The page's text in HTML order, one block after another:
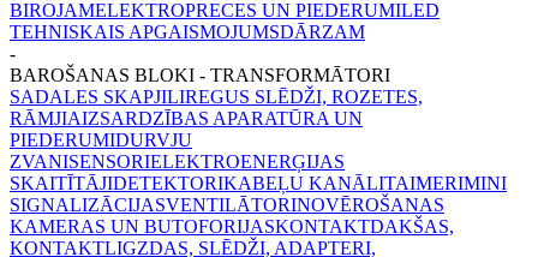
BIROJAMELEKTROPRECES UN PIEDERUMILED
TEHNISKAIS APGAISMOJUMSDĀRZAM
-
BAROŠANAS BLOKI - TRANSFORMĀTORI
SADALES SKAPJILIREGUS SLĒDŽI, ROZETES,
RĀMJIAIZSARDZĪBAS APARATŪRA UN
PIEDERUMIDURVJU
ZVANISENSORIELEKTROENERĢIJAS
SKAITĪTĀJIDETEKTORIKABEĻU KANĀLITAIMERIMINI
SIGNALIZĀCIJASVENTILĀTORINOVĒROŠANAS
KAMERAS UN BUTOFORIJASKONTAKTDAKŠAS,
KONTAKTLIGZDAS, SLĒDŽI, ADAPTERI,